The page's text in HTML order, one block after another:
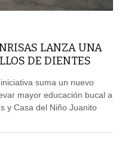
LANZA UNA
DE DIENTES
suma un nuevo
mayor educación bucal a
y Casa del Niño Juanito